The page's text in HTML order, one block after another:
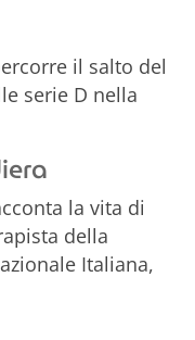
il salto del
serie D nella
la vita di
della
Italiana,